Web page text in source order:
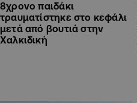
8χρονο παιδάκι
τραυματίστηκε στο κεφάλι
μετά από βουτιά στην
Χαλκιδική